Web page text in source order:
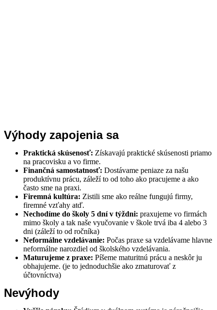
Výhody zapojenia sa
Praktická skúsenosť: Získavajú praktické skúsenosti priamo
na pracovisku a vo firme.
Finančná samostatnosť: Dostávame peniaze za našu
produktívnu prácu, záleží to od toho ako pracujeme a ako
často sme na praxi.
Firemná kultúra: Zistili sme ako reálne fungujú firmy,
firemné vzťahy atď.
Nechodíme do školy 5 dní v týždni: praxujeme vo firmách
mimo školy a tak naše vyučovanie v škole trvá iba 4 alebo 3
dni (záleží to od ročníka)
Neformálne vzdelávanie: Počas praxe sa vzdelávame hlavne
neformálne narozdiel od školského vzdelávania.
Maturujeme z praxe: Píšeme maturitnú prácu a neskôr ju
obhajujeme. (je to jednoduchšie ako zmaturovať z
účtovníctva)
Nevýhody